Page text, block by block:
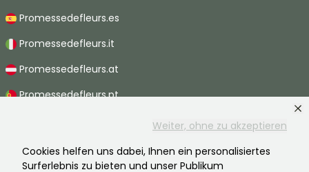
Weiter, ohne zu akzeptieren
Cookies helfen uns dabei, Ihnen ein personalisiertes
Surferlebnis zu bieten und unser Publikum
Promessedefleurs.es
Promessedefleurs.it
Promessedefleurs.at
Promessedefleurs.pt
Promessedefleurs.be